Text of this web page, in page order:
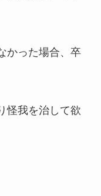
かった場合、卒
怪我を治して欲